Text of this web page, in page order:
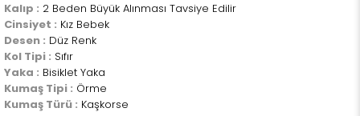
Kalıp : 2 Beden Büyük Alınması Tavsiye Edilir
Cinsiyet : Kız Bebek
Desen : Düz Renk
Kol Tipi : Sıfır
Yaka : Bisiklet Yaka
Kumaş Tipi : Örme
Kumaş Türü : Kaşkorse